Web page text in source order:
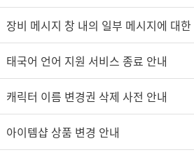
장비 메시지 창 내의 일부 메시지에 대
태국어 언어 지원 서비스 종료 안내
캐릭터 이름 변경권 삭제 사전 안내
아이템샵 상품 변경 안내